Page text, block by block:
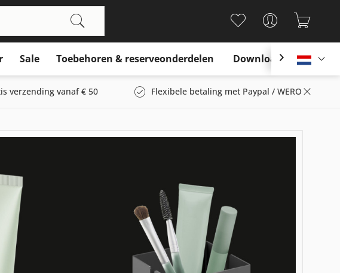
Sale Toebehoren & reserveonderdelen Download
verzending vanaf € 50 Flexibele betaling met Paypal / WERO